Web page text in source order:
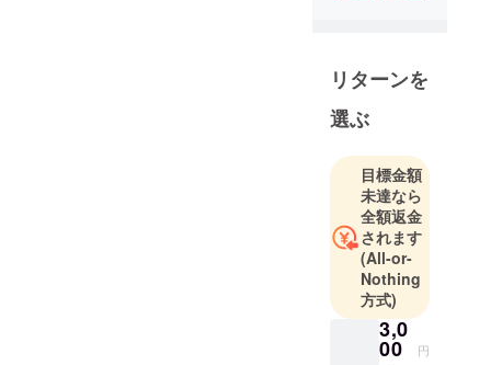
全国を飛び
回る無類の
劇場型アー
ティスト。
リターンを
選ぶ
目標金額
未達なら
全額返金
されます
(All-or-
Nothing
方式)
3,0
00 円